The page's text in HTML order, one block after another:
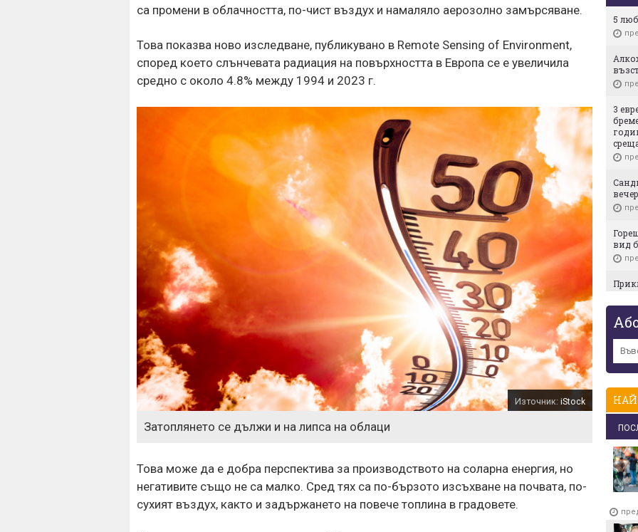
са промени в облачността, по-чист въздух и намаляло аерозолно замърсяване.
Това показва ново изследване, публикувано в Remote Sensing of Environment,
според което слънчевата радиация на повърхността в Европа се е увеличила
средно с около 4.8% между 1994 и 2023 г.
Източник: iStock
Затоплянето се дължи и на липса на облаци
Това може да е добра перспектива за производството на соларна енергия, но
негативите също не са малко. Сред тях са по-бързото изсъхване на почвата, по-
сухият въздух, както и задържането на повече топлина в градовете.
5
3
вид
Пет
ток в
(и